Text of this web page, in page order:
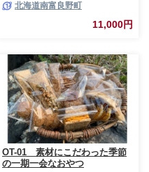
酵母 天然酵母パン ナッツ チョ
コ チーズ レーズン いちじく ベ
ーコン ソーセージ キャラメル
北海道南富良野町
11,000円
OT-01 素材にこだわった季節
の一期一会なおやつ